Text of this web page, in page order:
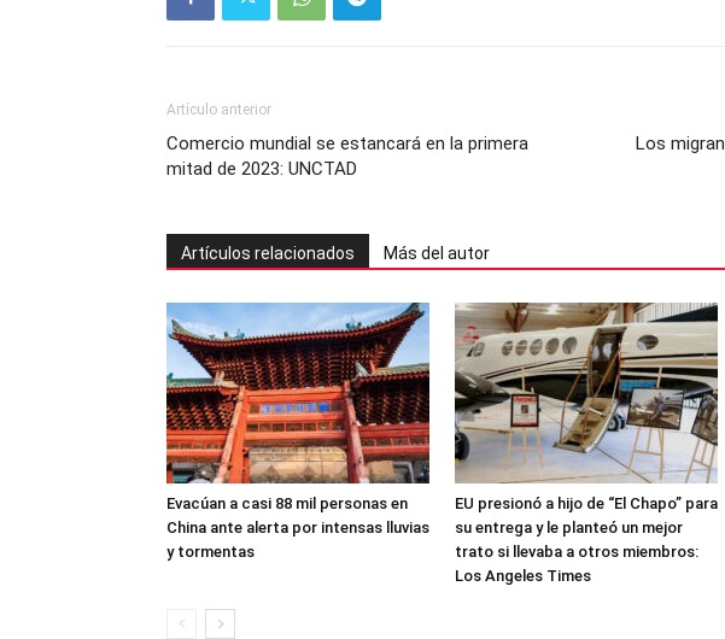
Artículo anterior
Comercio mundial se estancará en la primera
mitad de 2023: UNCTAD
Los
Artículos relacionados Más del autor
Evacúan a casi 88 mil personas en
China ante alerta por intensas lluvias
y tormentas
EU presionó a hijo de “El Chapo” para
su entrega y le planteó un mejor
trato si llevaba a otros miembros:
Los Angeles Times